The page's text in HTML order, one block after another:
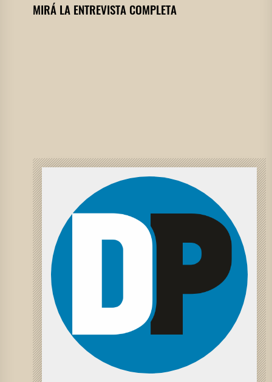
MIRÁ LA ENTREVISTA COMPLETA